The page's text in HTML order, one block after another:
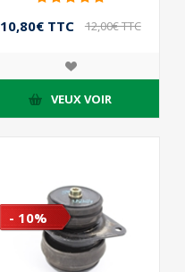
10,80€ TTC 12,00€ TTC
VEUX VOIR
- 10%